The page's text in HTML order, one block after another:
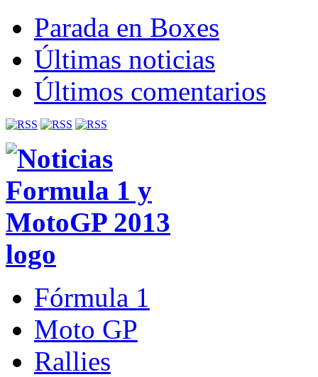
Parada en Boxes
Últimas noticias
Últimos comentarios
Fórmula 1
Moto GP
Rallies